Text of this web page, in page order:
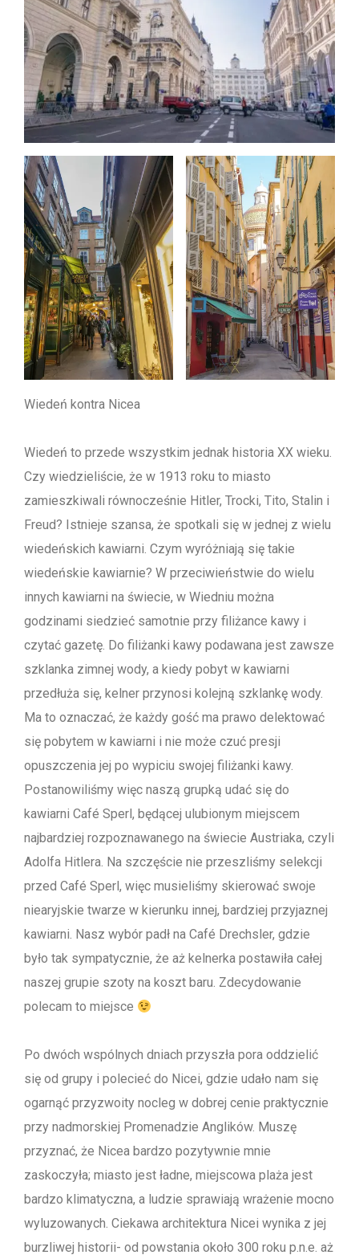
Wiedeń kontra Nicea
Wiedeń to przede wszystkim jednak historia XX wieku.
Czy wiedzieliście, że w 1913 roku to miasto
zamieszkiwali równocześnie Hitler, Trocki, Tito, Stalin i
Freud? Istnieje szansa, że spotkali się w jednej z wielu
wiedeńskich kawiarni. Czym wyróżniają się takie
wiedeńskie kawiarnie? W przeciwieństwie do wielu
innych kawiarni na świecie, w Wiedniu można
godzinami siedzieć samotnie przy filiżance kawy i
czytać gazetę. Do filiżanki kawy podawana jest zawsze
szklanka zimnej wody, a kiedy pobyt w kawiarni
przedłuża się, kelner przynosi kolejną szklankę wody.
Ma to oznaczać, że każdy gość ma prawo delektować
się pobytem w kawiarni i nie może czuć presji
opuszczenia jej po wypiciu swojej filiżanki kawy.
Postanowiliśmy więc naszą grupką udać się do
kawiarni Café Sperl, będącej ulubionym miejscem
najbardziej rozpoznawanego na świecie Austriaka, czyli
Adolfa Hitlera. Na szczęście nie przeszliśmy selekcji
przed Café Sperl, więc musieliśmy skierować swoje
niearyjskie twarze w kierunku innej, bardziej przyjaznej
kawiarni. Nasz wybór padł na Café Drechsler, gdzie
było tak sympatycznie, że aż kelnerka postawiła całej
naszej grupie szoty na koszt baru. Zdecydowanie
polecam to miejsce
Po dwóch wspólnych dniach przyszła pora oddzielić
się od grupy i polecieć do Nicei, gdzie udało nam się
ogarnąć przyzwoity nocleg w dobrej cenie praktycznie
przy nadmorskiej Promenadzie Anglików. Muszę
przyznać, że Nicea bardzo pozytywnie mnie
zaskoczyła; miasto jest ładne, miejscowa plaża jest
bardzo klimatyczna, a ludzie sprawiają wrażenie mocno
wyluzowanych. Ciekawa architektura Nicei wynika z jej
burzliwej historii- od powstania około 300 roku p.n.e. aż